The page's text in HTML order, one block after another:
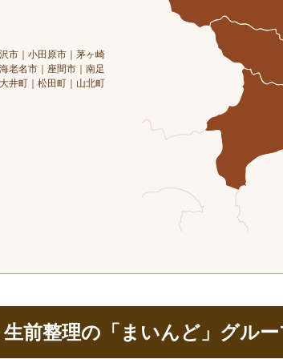
市｜小田原市｜茅ヶ崎
老名市｜座間市｜南足
井町｜松田町｜山北町
前整理の「まいんど」グル